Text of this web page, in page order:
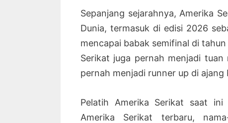
Sepanjang sejarahnya, Amerika
Dunia, termasuk di edisi 2026
mencapai babak semifinal di
Serikat juga pernah menjadi
pernah menjadi runner up di
Pelatih Amerika Serikat saat ini
Amerika Serikat terbaru,